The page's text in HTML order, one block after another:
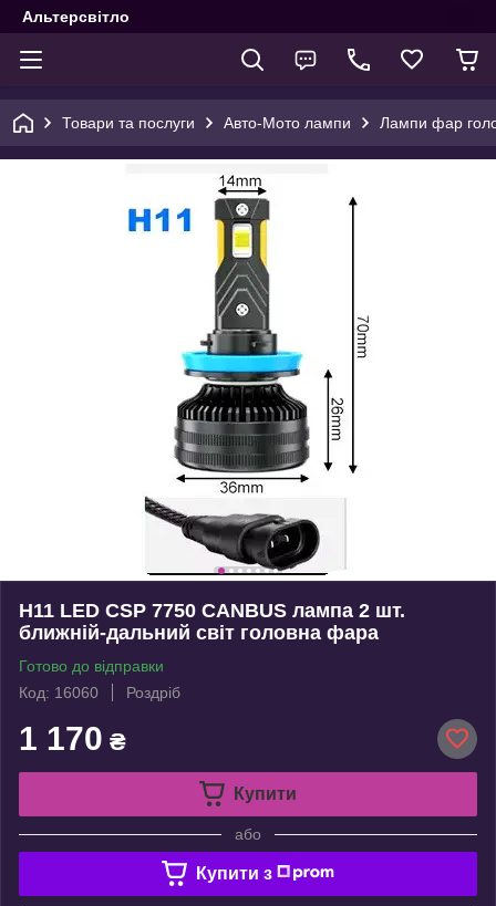
Альтерсвітло
Товари та послуги Авто-Мото лампи Лампи фар
H11 LED CSP 7750 CANBUS лампа 2 шт.
ближній-дальний світ головна фара
Готово до відправки
Код: 16060
Роздріб
1 170 ₴
Купити
або
Купити з